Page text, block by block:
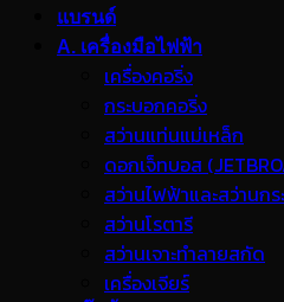
แบรนด์
A. เครื่องมือไฟฟ้า
เครื่องคอริ่ง
กระบอกคอริ่ง
สว่านแท่นแม่เหล็ก
ดอกเจ็ทบอส
สว่านไฟฟ้าและสว่านก
สว่านโรตารี
สว่านเจาะทำลายสกัด
เครื่องเจียร์